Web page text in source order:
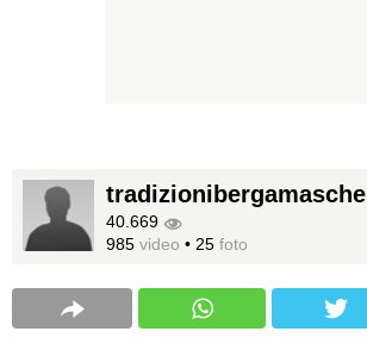
tradizionibergamasche
40.669
985 video • 25 foto